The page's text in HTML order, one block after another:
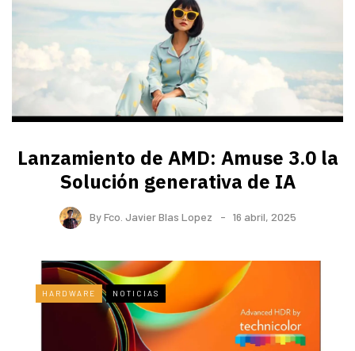
Lanzamiento de AMD: Amuse 3.0 la
Solución generativa de IA
ByFco. Javier Blas Lopez 16 abril, 2025
HARDWARE NOTICIAS